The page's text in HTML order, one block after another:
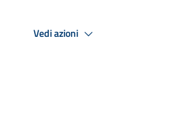
Vedi azioni